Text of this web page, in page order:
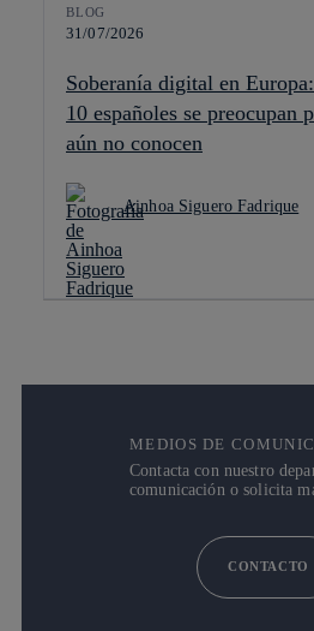
BLOG
31/07/2026
Soberanía digital en
10 españoles se preocupan
aún no conocen
Ainhoa Siguero Fadrique
MEDIOS DE
Contacta con nuestro
comunicación o solicita
CONTACTO